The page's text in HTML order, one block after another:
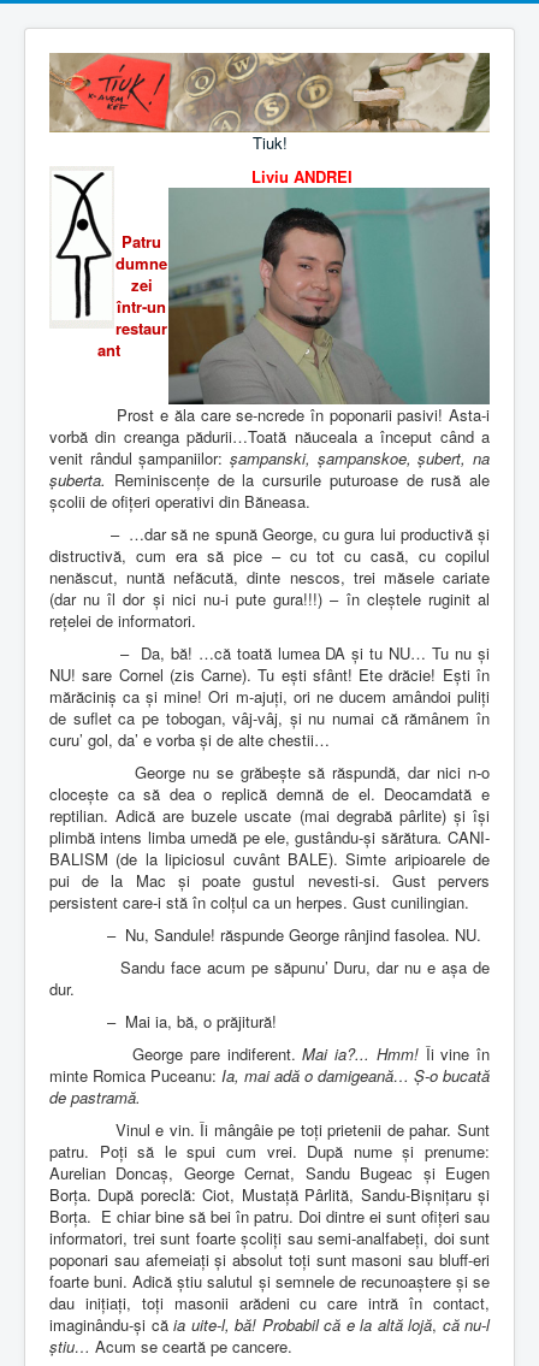
Tiuk!
Liviu ANDREI
Patru
dumne
zei
într-un
restaur
ant
Prost e ăla care se-ncrede în poponarii pasivi! Asta-i
vorbă din creanga pădurii…Toată năuceala a început când a
venit rândul șampaniilor: șampanski, șampanskoe, șubert, na
șuberta. Reminiscențe de la cursurile puturoase de rusă ale
școlii de ofițeri operativi din Băneasa.
– …dar să ne spună George, cu gura lui productivă și
distructivă, cum era să pice – cu tot cu casă, cu copilul
nenăscut, nuntă nefăcută, dinte nescos, trei măsele cariate
(dar nu îl dor și nici nu-i pute gura!!!) – în cleștele ruginit al
rețelei de informatori.
– Da, bă! …că toată lumea DA și tu NU… Tu nu și
NU! sare Cornel (zis Carne). Tu ești sfânt! Ete drăcie! Ești în
mărăciniș ca și mine! Ori m-ajuți, ori ne ducem amândoi puliți
de suflet ca pe tobogan, vâj-vâj, și nu numai că rămânem în
curu’ gol, da’ e vorba și de alte chestii…
George nu se grăbește să răspundă, dar nici n-o
clocește ca să dea o replică demnă de el. Deocamdată e
reptilian. Adică are buzele uscate (mai degrabă pârlite) și își
plimbă intens limba umedă pe ele, gustându-și sărătura. CANI-
BALISM (de la lipiciosul cuvânt BALE). Simte aripioarele de
pui de la Mac și poate gustul nevesti-si. Gust pervers
persistent care-i stă în colțul ca un herpes. Gust cunilingian.
– Nu, Sandule! răspunde George rânjind fasolea. NU.
Sandu face acum pe săpunu’ Duru, dar nu e așa de
dur.
– Mai ia, bă, o prăjitură!
George pare indiferent.Mai ia?... Hmm! Îi vine în
minte Romica Puceanu: Ia, mai adă o damigeană… Ș-o bucată
de pastramă.
Vinul e vin. Îi mângâie pe toți prietenii de pahar. Sunt
patru. Poți să le spui cum vrei. După nume și prenume:
Aurelian Doncaș, George Cernat, Sandu Bugeac și Eugen
Borța. După poreclă: Ciot, Mustață Pârlită, Sandu-Bișnițaru și
Borța. E chiar bine să bei în patru. Doi dintre ei sunt ofițeri sau
informatori, trei sunt foarte școliți sau semi-analfabeți, doi sunt
poponari sau afemeiați și absolut toți sunt masoni sau bluff-eri
foarte buni. Adică știu salutul și semnele de recunoaștere și se
dau inițiați, toți masonii arădeni cu care intră în contact,
imaginându-și că ia uite-l, bă! Probabil că e la altă lojă, că nu-l
știu… Acum se ceartă pe cancere.